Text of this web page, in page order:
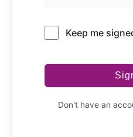
Keep me
Don't have an